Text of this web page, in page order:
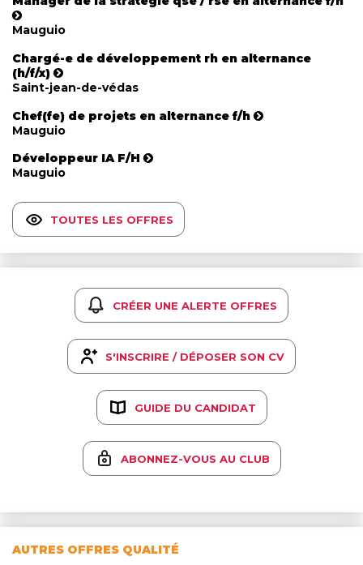
Mauguio
Chargé-e de développement rh en alternance
(h/f/x)
Saint-jean-de-védas
Chef(fe) de projets en alternance f/h
Mauguio
Développeur IA F/H
Mauguio
TOUTES LES OFFRES
CRÉER UNE ALERTE OFFRES
S'INSCRIRE / DÉPOSER SON CV
GUIDE DU CANDIDAT
ABONNEZ-VOUS AU CLUB
AUTRES OFFRES QUALITÉ